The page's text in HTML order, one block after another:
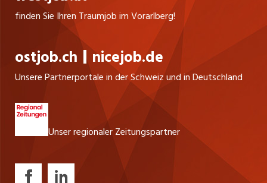
Unterstützungsdienstleistungen schafft obvita
Lebensqualität für Menschen jeden Alters.
finden Sie Ihren Traumjob im Vorarlberg!
ostjob.ch nicejob.de
Unsere Partnerportale in der Schweiz und in Deutschland
Unser regionaler Zeitungspartner